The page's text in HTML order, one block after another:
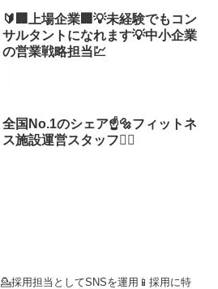
🔰🏢上場企業🏢💡未経験でもコン
サルタントになれます💡中小企業
の営業戦略担当💹
全国No.1のシェア☝️🔩フィットネ
ス施設運営スタッフ🏊‍♂️
💁採用担当としてSNSを運用📱採用に特